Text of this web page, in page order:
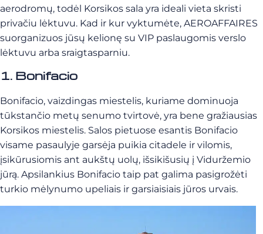
aerodromų, todėl Korsikos sala yra ideali vieta skristi
privačiu lėktuvu. Kad ir kur vyktumėte, AEROAFFAIRES
suorganizuos jūsų kelionę su VIP paslaugomis verslo
lėktuvu arba sraigtasparniu.
1. Bonifacio
Bonifacio, vaizdingas miestelis, kuriame dominuoja
tūkstančio metų senumo tvirtovė, yra bene gražiausias
Korsikos miestelis. Salos pietuose esantis Bonifacio
visame pasaulyje garsėja puikia citadele ir vilomis,
įsikūrusiomis ant aukštų uolų, išsikišusių į Viduržemio
jūrą. Apsilankius Bonifacio taip pat galima pasigrožėti
turkio mėlynumo upeliais ir garsiaisiais jūros urvais.